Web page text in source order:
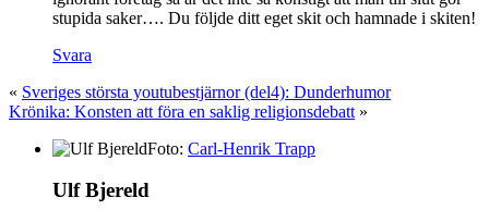
stupida saker…. Du följde ditt eget skit och hamnade i skiten!
Svara
« Sveriges största youtubestjärnor (del4): Dunderhumor
Krönika: Konsten att föra en saklig religionsdebatt »
Foto: Carl-Henrik Trapp
Ulf Bjereld